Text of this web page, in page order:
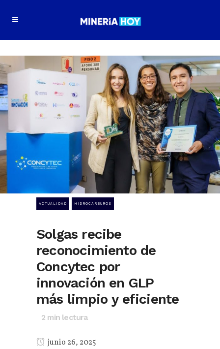
ACTUALIDAD HIDROCARBUROS
Solgas recibe
reconocimiento de
Concytec por
innovación en GLP
más limpio y eficiente
2 min lectura
junio 26, 2025